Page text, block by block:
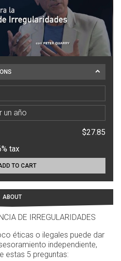
un año
$27.85
tax
TO CART
ABOUT
DE IRREGULARIDADES
éticas o ilegales puede dar
independiente,
estas 5 preguntas: